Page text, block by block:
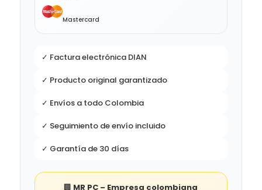
Mastercard
✓ Factura electrónica DIAN
✓ Producto original garantizado
✓ Envíos a todo Colombia
✓ Seguimiento de envío incluido
✓ Garantía de 30 días
🏢 MR PC – Empresa colombiana